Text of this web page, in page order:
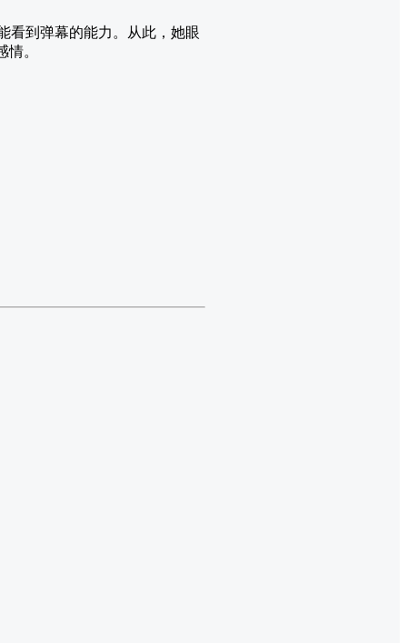
看到弹幕的能力。从此，她眼
。